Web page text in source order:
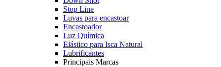
Stop Line
Luvas para encastoar
Encastoador
Luz Química
Elástico para Isca Natural
Lubrificantes
Principais Marcas